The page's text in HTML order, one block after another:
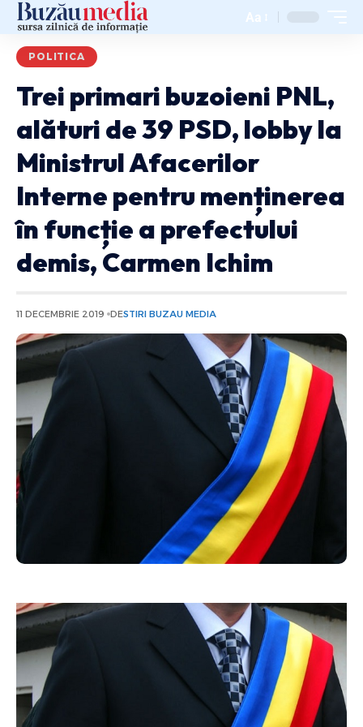
Aa
POLITICA
Trei primari buzoieni PNL,
alături de 39 PSD, lobby la
Ministrul Afacerilor
Interne pentru menținerea
în funcție a prefectului
demis, Carmen Ichim
11 DECEMBRIE 2019 DESTIRI BUZAU MEDIA